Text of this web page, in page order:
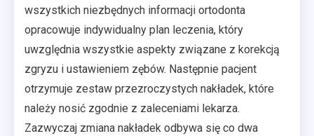
wszystkich niezbędnych informacji ortodonta
opracowuje indywidualny plan leczenia, który
uwzględnia wszystkie aspekty związane z korekcją
zgryzu i ustawieniem zębów. Następnie pacjent
otrzymuje zestaw przezroczystych nakładek, które
należy nosić zgodnie z zaleceniami lekarza.
Zazwyczaj zmiana nakładek odbywa się co dwa